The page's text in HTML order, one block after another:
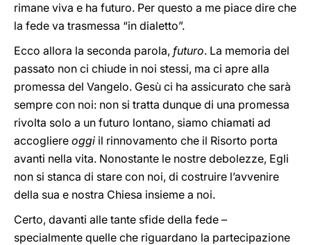
rimane viva e ha futuro. Per questo a me piace dire che
la fede va trasmessa “in dialetto”.
Ecco allora la seconda parola, futuro. La memoria del
passato non ci chiude in noi stessi, ma ci apre alla
promessa del Vangelo. Gesù ci ha assicurato che sarà
sempre con noi: non si tratta dunque di una promessa
rivolta solo a un futuro lontano, siamo chiamati ad
accogliere oggi il rinnovamento che il Risorto porta
avanti nella vita. Nonostante le nostre debolezze, Egli
non si stanca di stare con noi, di costruire l’avvenire
della sua e nostra Chiesa insieme a noi.
Certo, davanti alle tante sfide della fede –
specialmente quelle che riguardano la partecipazione